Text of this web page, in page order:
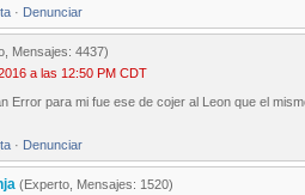
· Denunciar
Mensajes: 4437)
a las 12:50 PM CDT
Error para mi fue ese de cojer al Leon que el
· Denunciar
(Experto, Mensajes: 1520)